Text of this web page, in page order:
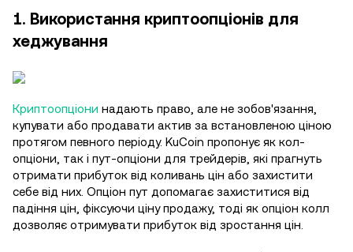
1. Використання криптоопціонів для
хеджування
Криптоопціони надають право, але не зобов'язання,
купувати або продавати актив за встановленою ціною
протягом певного періоду. KuCoin пропонує як кол-
опціони, так і пут-опціони для трейдерів, які прагнуть
отримати прибуток від коливань цін або захистити
себе від них. Опціон пут допомагає захиститися від
падіння цін, фіксуючи ціну продажу, тоді як опціон колл
дозволяє отримувати прибуток від зростання цін.